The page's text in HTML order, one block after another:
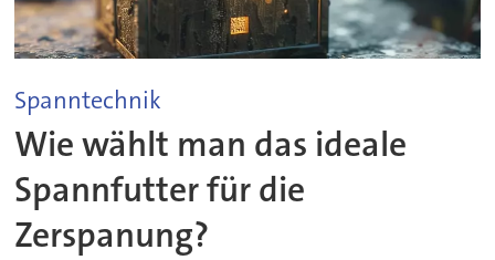
Spanntechnik
Wie wählt man das ideale
Spannfutter für die
Zerspanung?